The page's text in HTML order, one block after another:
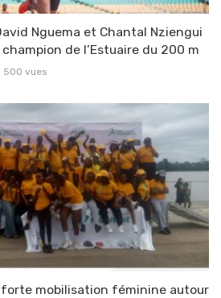
Nguema et Chantal Nziengui
de l’Estuaire du 200 m
500 vues
forte mobilisation féminine autour